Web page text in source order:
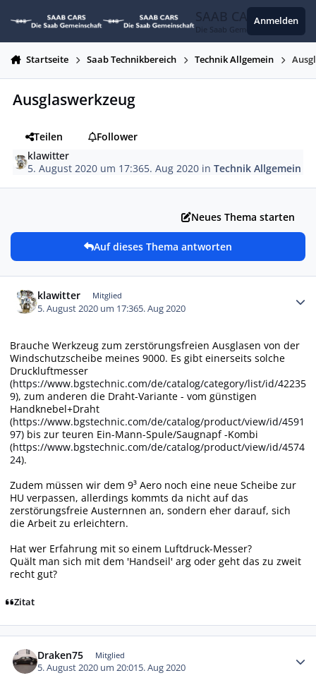
SAAB CARS
Die Saab Gemeinschaft
Anmelden
Startseite Saab Technikbereich Technik Allgemein
Ausglaswerkzeug
Teilen
Follower
klawitter
5. August 2020 um 17:365. Aug 2020 inTechnik Allgemein
Neues Thema starten
Auf dieses Thema antworten
klawitter Mitglied
5. August 2020 um 17:365. Aug 2020
Brauche Werkzeug zum zerstörungsfreien Ausglasen von der
Windschutzscheibe meines 9000. Es gibt einerseits solche
Druckluftmesser
(https://www.bgstechnic.com/de/catalog/category/list/id/42235
9), zum anderen die Draht-Variante - vom günstigen
Handknebel+Draht
(https://www.bgstechnic.com/de/catalog/product/view/id/4591
97) bis zur teuren Ein-Mann-Spule/Saugnapf -Kombi
(https://www.bgstechnic.com/de/catalog/product/view/id/4574
24).
Zudem müssen wir dem 9³ Aero noch eine neue Scheibe zur
HU verpassen, allerdings kommts da nicht auf das
zerstörungsfreie Austernnen an, sondern eher darauf, sich
die Arbeit zu erleichtern.
Hat wer Erfahrung mit so einem Luftdruck-Messer?
Quält man sich mit dem 'Handseil' arg oder geht das zu zweit
recht gut?
Zitat
Draken75 Mitglied
5. August 2020 um 20:015. Aug 2020